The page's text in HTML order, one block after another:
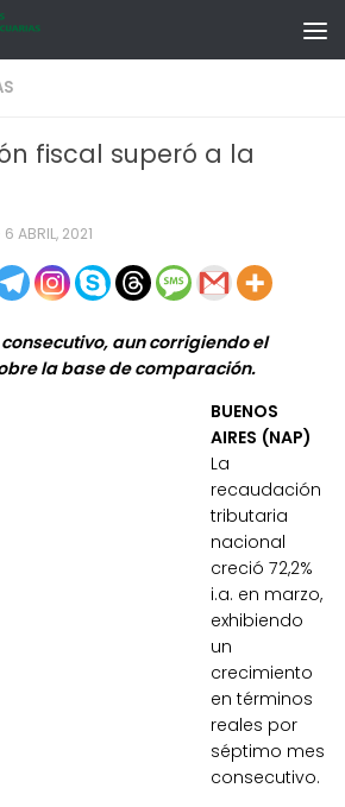
fiscal superó a la
6 ABRIL, 2021
aun corrigiendo el
la base de comparación.
BUENOS
AIRES (NAP)
La
recaudación
tributaria
nacional
creció 72,2%
i.a. en marzo,
exhibiendo
un
crecimiento
en términos
reales por
séptimo mes
consecutivo.